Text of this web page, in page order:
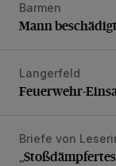
Mann
Barmen
Mann
Feuerwehr-
Langerfeld
Feuerwehr-
Briefe von